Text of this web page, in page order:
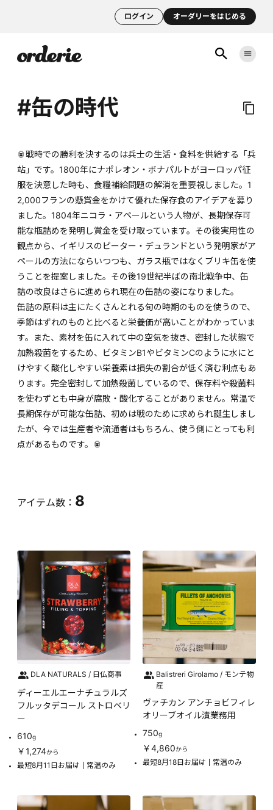
ログイン オーダリーをはじめる
#缶の時代
🥫戦時での勝利を決するのは兵士の生活・食料を供給する「兵
站」です。1800年にナポレオン・ボナパルトがヨーロッパ征
服を決意した時も、食糧補給問題の解消を重要視しました。1
2,000フランの懸賞金をかけて優れた保存食のアイデアを募り
ました。1804年ニコラ・アペールという人物が、長期保存可
能な瓶詰めを発明し賞金を受け取っています。その後実用性の
観点から、イギリスのピーター・デュランドという発明家がア
ペールの方法にならいつつも、ガラス瓶ではなくブリキ缶を使
うことを提案しました。その後19世紀半ばの南北戦争中、缶
詰の改良はさらに進められ現在の缶詰の姿になりました。
缶詰の原料は主にたくさんとれる旬の時期のものを使うので、
季節はずれのものと比べると栄養価が高いことがわかっていま
す。また、素材を缶に入れて中の空気を抜き、密封した状態で
加熱殺菌をするため、ビタミンB1やビタミンCのように水にと
けやすく酸化しやすい栄養素は損失の割合が低く済む利点もあ
ります。完全密封して加熱殺菌しているので、保存料や殺菌料
を使わずとも中身が腐敗・酸化することがありません。常温で
長期保存が可能な缶詰、初めは戦のために求められ誕生しまし
たが、今では生産者や流通者はもちろん、使う側にとっても利
点があるものです。🥫
アイテム数： 8
DLA NATURALS / 日仏商事
ディーエルエーナチュラルズ
フルッタデコール ストロベリ
ー
610g
￥1,274から
最短8月11日お届け 常温のみ
Balistreri Girolamo / モンテ物
産
ヴァチカン アンチョビフィレ
オリーブオイル漬業務用
750g
￥4,860から
最短8月18日お届け 常温のみ